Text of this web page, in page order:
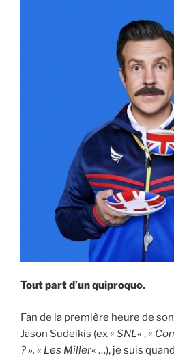
Tout part d’un quiproquo.
Fan de la première heure de
Jason Sudeikis (ex « SNL« , «
? », « Les Miller« …), je suis